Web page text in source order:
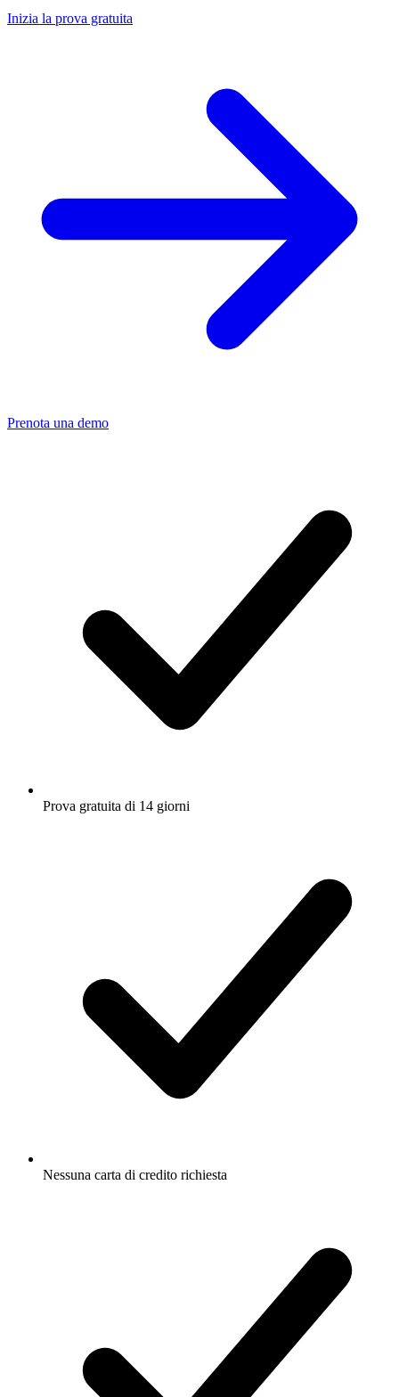
Inizia la prova gratuita
Prenota una demo
Prova gratuita di 14 giorni
Nessuna carta di credito richiesta